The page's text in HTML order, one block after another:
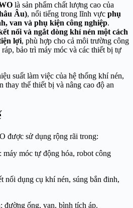
là sản phẩm chất lượng cao của
Âu), nổi tiếng trong lĩnh vực phụ
van và phụ kiện công nghiệp.
nối và ngắt dòng khí nén một cách
lợi, phù hợp cho cả môi trường công
bảo trì máy móc và các thiết bị tự
suất làm việc của hệ thống khí nén,
thay thế thiết bị và nâng cao độ an
được sử dụng rộng rãi trong:
: máy móc tự động hóa, robot công
nối dụng cụ khí nén, súng bắn đinh,
: đường ống, van, bình tích áp.